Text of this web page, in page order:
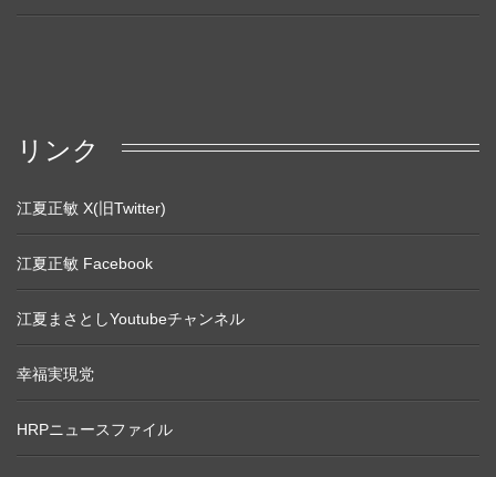
リンク
江夏正敏 X(旧Twitter)
江夏正敏 Facebook
江夏まさとしYoutubeチャンネル
幸福実現党
HRPニュースファイル